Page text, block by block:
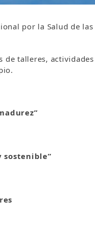
por la Salud de
talleres,
sostenible”